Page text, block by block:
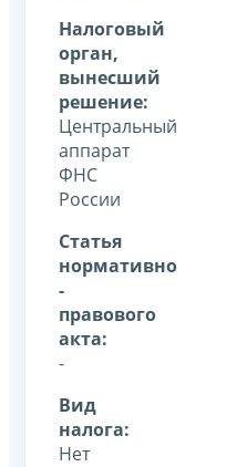
Налоговый
орган,
вынесший
решение:
Центральный
аппарат
ФНС
России
Статья
нормативно
-
правового
акта:
-
Вид
налога:
Нет